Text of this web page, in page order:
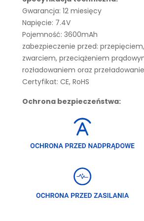
Gwarancja: 12 miesięcy
Napięcie: 7.4V
Pojemność: 3600mAh
zabezpieczenie przed:
zwarciem, przeciążeniem
rozładowaniem oraz
Certyfikat: CE, RoHS
Ochrona bezpieczeństwa: